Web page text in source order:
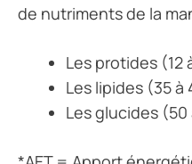
de nutriments de la
Les protides (12
Les lipides (35 à
Les glucides (50